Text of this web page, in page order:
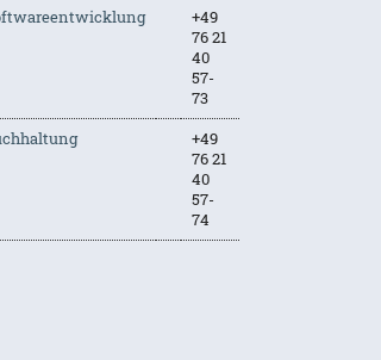
+49
76 21
40
57-
73
+49
76 21
40
57-
74